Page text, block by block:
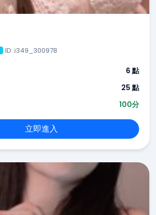
ID: i349_300978
6 點
25 點
100分
立即進入